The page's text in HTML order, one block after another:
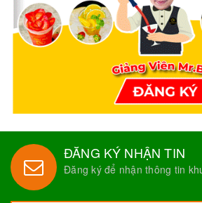
ĐĂNG KÝ NHẬN TIN
Đăng ký để nhận thông tin